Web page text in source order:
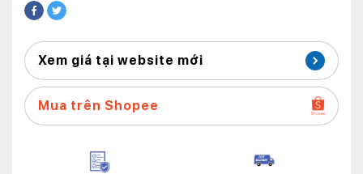
Xem giá tại website mới
Mua trên Shopee